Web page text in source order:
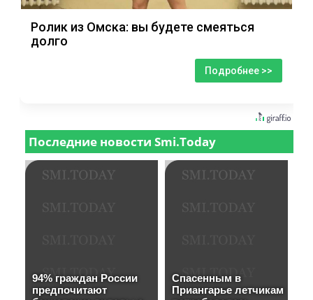
Ролик из Омска: вы будете смеяться
долго
Подробнее >>